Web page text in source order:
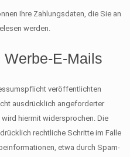
Ihre Zahlungsdaten, die Sie an
werden.
E-Mails
veröffentlichten
ausdrücklich angeforderter
hiermit widersprochen. Die
rechtliche Schritte im Falle
etwa durch Spam-